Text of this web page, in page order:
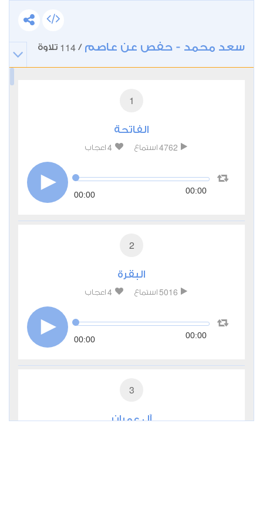
سعد محمد - حفص عن عاصم /
114 تلاوة
1
الفاتحة
4762 استماع 4 اعجاب
00:00 00:00
2
البقرة
5016 استماع 4 اعجاب
00:00 00:00
3
آل عمران